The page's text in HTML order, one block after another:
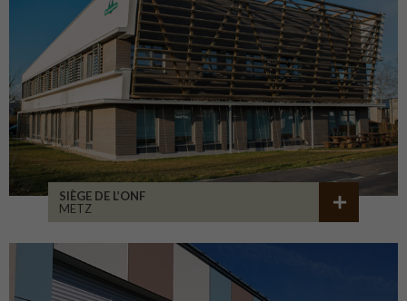
SIÈGE DE L’ONF
METZ